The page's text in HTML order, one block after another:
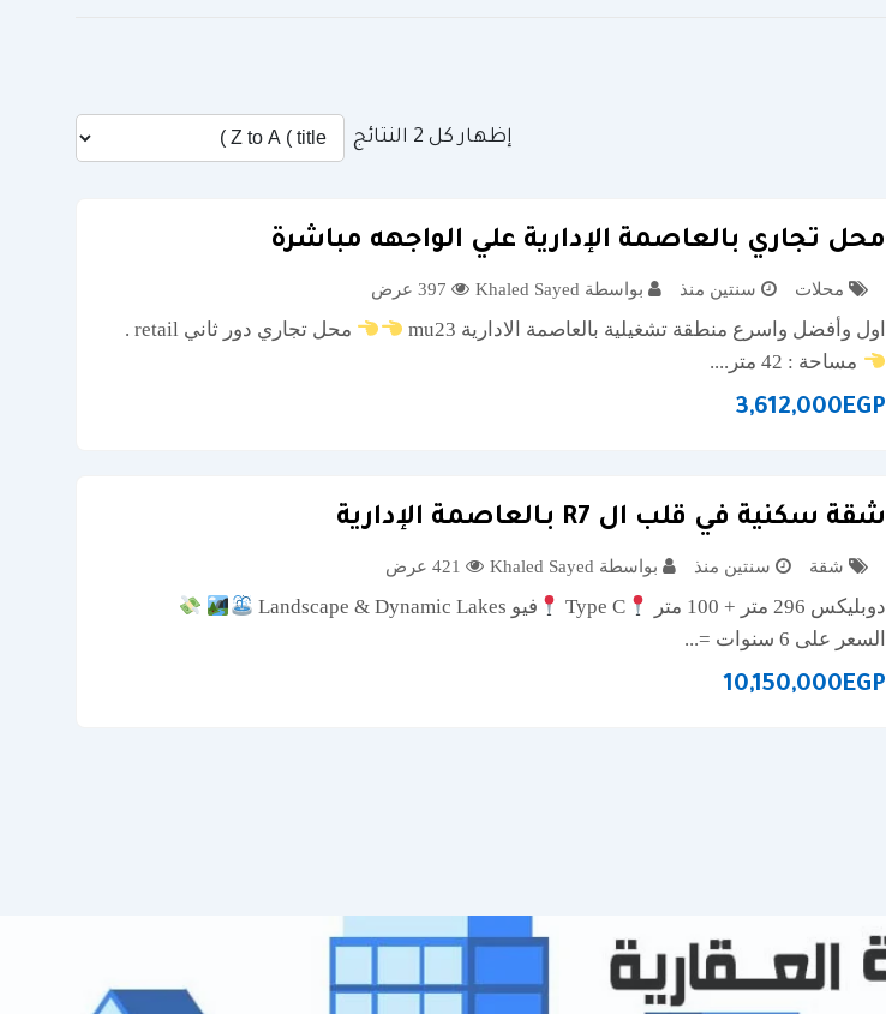
إظهار كل 2 النتائج
محل تجاري بالعاصمة الإدارية علي الواجهه مباشرة
محلات سنتين منذ بواسطة Khaled Sayed 397 عرض
اول وأفضل واسرع منطقة تشغيلية بالعاصمة الادارية mu23
محل تجاري دور ثاني retail .
مساحة : 42 متر....
3,612,000EGP
شقة سكنية في قلب ال R7 بـالعاصمة الإدارية
شقة سنتين منذ بواسطة Khaled Sayed 421 عرض
دوبليكس 296 متر + 100 متر Type C
فيو Landscape & Dynamic Lakes
السعر على 6 سنوات =...
10,150,000EGP